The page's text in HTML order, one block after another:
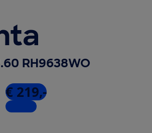
RH9638WO
€ 219,-
1 winkel